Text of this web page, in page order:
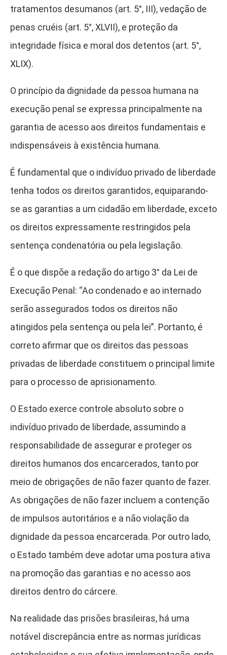
tratamentos desumanos (art. 5°, III), vedação de
penas cruéis (art. 5°, XLVII), e proteção da
integridade física e moral dos detentos (art. 5°,
XLIX).
O princípio da dignidade da pessoa humana na
execução penal se expressa principalmente na
garantia de acesso aos direitos fundamentais e
indispensáveis à existência humana.
É fundamental que o indivíduo privado de liberdade
tenha todos os direitos garantidos, equiparando-
se as garantias a um cidadão em liberdade, exceto
os direitos expressamente restringidos pela
sentença condenatória ou pela legislação.
É o que dispõe a redação do artigo 3° da Lei de
Execução Penal: “Ao condenado e ao internado
serão assegurados todos os direitos não
atingidos pela sentença ou pela lei”. Portanto, é
correto afirmar que os direitos das pessoas
privadas de liberdade constituem o principal limite
para o processo de aprisionamento.
O Estado exerce controle absoluto sobre o
indivíduo privado de liberdade, assumindo a
responsabilidade de assegurar e proteger os
direitos humanos dos encarcerados, tanto por
meio de obrigações de não fazer quanto de fazer.
As obrigações de não fazer incluem a contenção
de impulsos autoritários e a não violação da
dignidade da pessoa encarcerada. Por outro lado,
o Estado também deve adotar uma postura ativa
na promoção das garantias e no acesso aos
direitos dentro do cárcere.
Na realidade das prisões brasileiras, há uma
notável discrepância entre as normas jurídicas